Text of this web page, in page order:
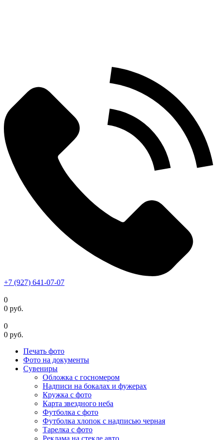
+7 (927) 641-07-07
0
0 руб.
0
0 руб.
Печать фото
Фото на документы
Сувениры
Обложка с госномером
Надписи на бокалах и фужерах
Кружка с фото
Карта звездного неба
Футболка с фото
Футболка хлопок с надписью черная
Тарелка с фото
Реклама на стекле авто